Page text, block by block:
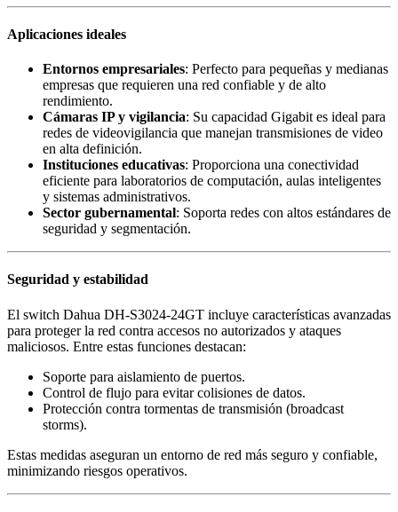
Aplicaciones ideales
Entornos empresariales: Perfecto para pequeñas y medianas
empresas que requieren una red confiable y de alto
rendimiento.
Cámaras IP y vigilancia: Su capacidad Gigabit es ideal para
redes de videovigilancia que manejan transmisiones de video
en alta definición.
Instituciones educativas: Proporciona una conectividad
eficiente para laboratorios de computación, aulas inteligentes
y sistemas administrativos.
Sector gubernamental: Soporta redes con altos estándares de
seguridad y segmentación.
Seguridad y estabilidad
El switch Dahua DH-S3024-24GT incluye características avanzadas
para proteger la red contra accesos no autorizados y ataques
maliciosos. Entre estas funciones destacan:
Soporte para aislamiento de puertos.
Control de flujo para evitar colisiones de datos.
Protección contra tormentas de transmisión (broadcast
storms).
Estas medidas aseguran un entorno de red más seguro y confiable,
minimizando riesgos operativos.